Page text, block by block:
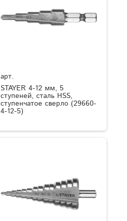
арт.
STAYER 4-12 мм, 5
ступеней, сталь HSS,
ступенчатое сверло (29660-
4-12-5)